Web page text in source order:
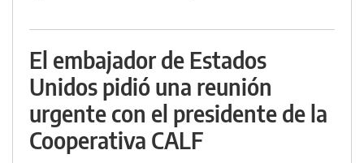
El embajador de Estados
Unidos pidió una reunión
urgente con el presidente de la
Cooperativa CALF